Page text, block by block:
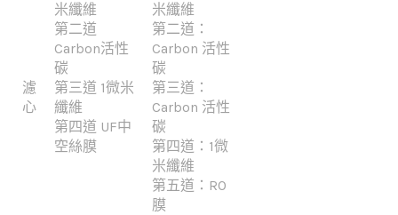
濾
心
米纖維
第二道
Carbon活性
碳
第三道 1微米
纖維
第四道 UF中
空絲膜
米纖維
第二道：
Carbon 活性
碳
第三道：
Carbon 活性
碳
第四道：1微
米纖維
第五道：RO
膜